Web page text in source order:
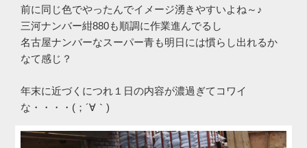
前に同じ色でやったんでイメージ湧きやすいよね～♪
三河ナンバー紺880も順調に作業進んでるし
名古屋ナンバーなスーパー青も明日には慣らし出れるか
なて感じ？
年末に近づくにつれ１日の内容が濃過ぎてコワイ
な・・・・(；´∀｀)